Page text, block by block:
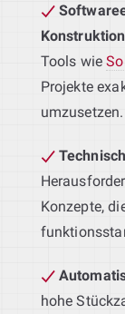
Konstruktion
Tools wie
Projekte
umzusetzen.
Konzepte,
hohe